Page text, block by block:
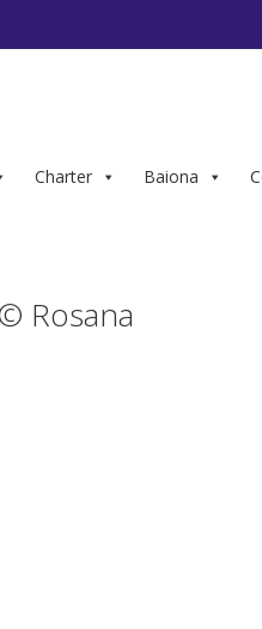
Charter Baiona
Rosana